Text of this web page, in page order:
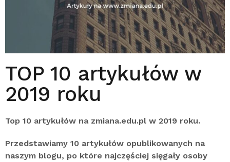
TOP 10 artykułów w
2019 roku
Top 10 artykułów na zmiana.edu.pl w 2019 roku.
Przedstawiamy 10 artykułów opublikowanych na
naszym blogu, po które najczęściej sięgały osoby